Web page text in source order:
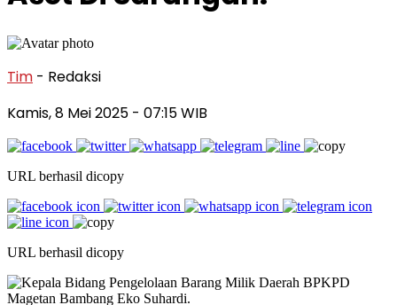
Tim - Redaksi
Kamis, 8 Mei 2025 - 07:15 WIB
URL berhasil dicopy
URL berhasil dicopy